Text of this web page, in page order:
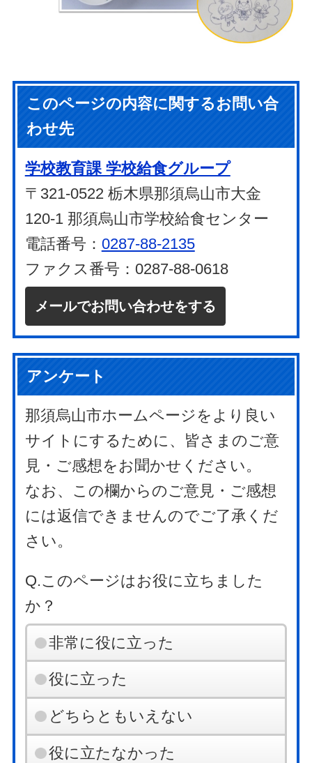
このページの内容に関するお問い合
わせ先
学校教育課 学校給食グループ
〒321-0522 栃木県那須烏山市大金
120-1 那須烏山市学校給食センター
電話番号： 0287-88-2135
ファクス番号：0287-88-0618
メールでお問い合わせをする
アンケート
那須烏山市ホームページをより良い
サイトにするために、皆さまのご意
見・ご感想をお聞かせください。
なお、この欄からのご意見・ご感想
には返信できませんのでご了承くだ
さい。
Q.このページはお役に立ちました
か？
非常に役に立った
役に立った
どちらともいえない
役に立たなかった